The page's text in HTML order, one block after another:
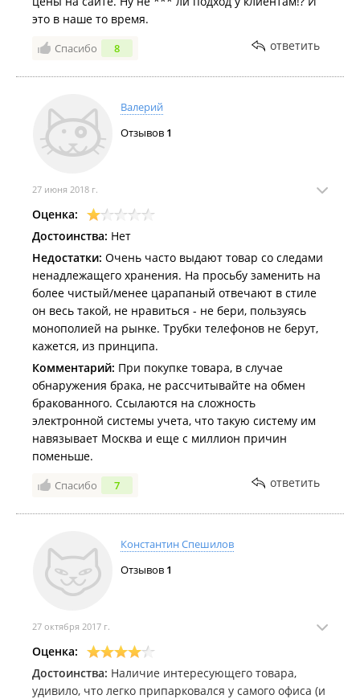
это в наше то время.
Спасибо 8 ответить
Валерий
Отзывов 1
27 июня 2018 г.
Оценка:
Достоинства: Нет
Недостатки: Очень часто выдают товар со следами
ненадлежащего хранения. На просьбу заменить на
более чистый/менее царапаный отвечают в стиле
он весь такой, не нравиться - не бери, пользуясь
монополией на рынке. Трубки телефонов не берут,
кажется, из принципа.
Комментарий: При покупке товара, в случае
обнаружения брака, не рассчитывайте на обмен
бракованного. Ссылаются на сложность
электронной системы учета, что такую систему им
навязывает Москва и еще с миллион причин
поменьше.
Спасибо 7 ответить
Константин Спешилов
Отзывов 1
27 октября 2017 г.
Оценка:
Достоинства: Наличие интересующего товара,
удивило, что легко припарковался у самого офиса (и